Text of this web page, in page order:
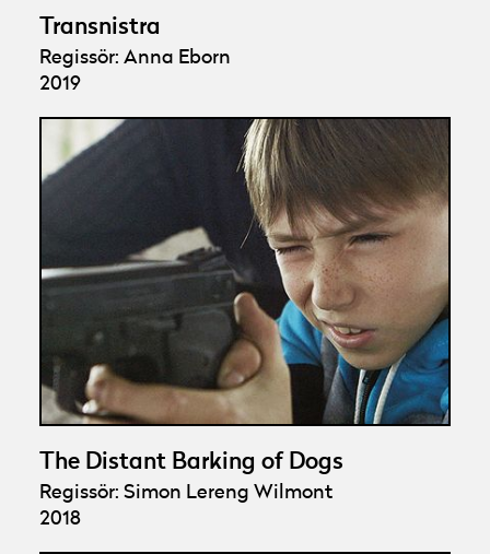
Transnistra
Regissör: Anna Eborn
2019
The Distant Barking of Dogs
Regissör: Simon Lereng Wilmont
2018